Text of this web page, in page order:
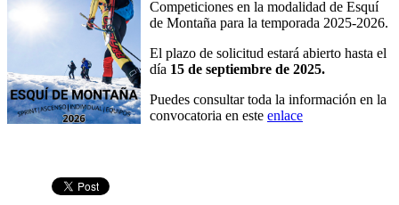
Competiciones en la modalidad de Esquí
de Montaña para la temporada 2025-2026.
El plazo de solicitud estará abierto hasta el
día 15 de septiembre de 2025.
Puedes consultar toda la información en la
convocatoria en este enlace